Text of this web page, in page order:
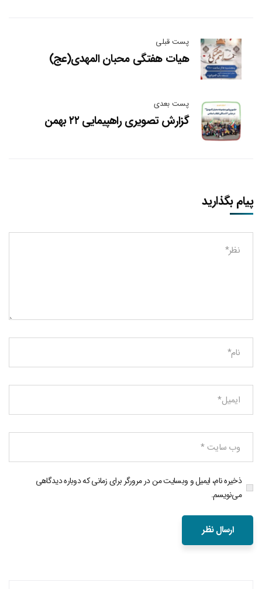
پست قبلی
هيات هفتگی محبان المهدی(عج)
پست بعدی
گزارش تصویری راهپیمایی ۲۲ بهمن
پیام بگذارید
ذخیره نام، ایمیل و وبسایت من در مرورگر برای زمانی که دوباره دیدگاهی
می‌نویسم.